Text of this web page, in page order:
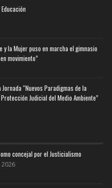
y la Mujer puso en marcha el gimnasio
movimiento”
“Nuevos Paradigmas de la
Judicial del Medio Ambiente”
concejal por el Justicialismo
2026